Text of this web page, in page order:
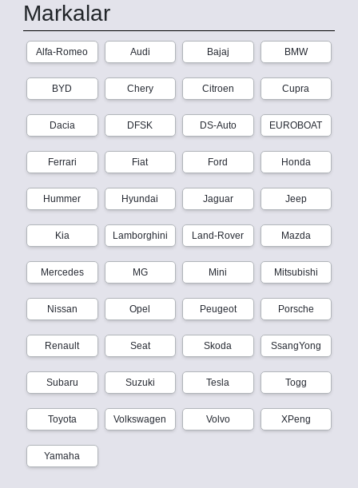
Markalar
Alfa-Romeo Audi Bajaj BMW
BYD Chery Citroen Cupra
Dacia DFSK DS-Auto EUROBOAT
Ferrari Fiat Ford Honda
Hummer Hyundai Jaguar Jeep
Kia Lamborghini Land-Rover Mazda
Mercedes MG Mini Mitsubishi
Nissan Opel Peugeot Porsche
Renault Seat Skoda SsangYong
Subaru Suzuki Tesla Togg
Toyota Volkswagen Volvo XPeng
Yamaha